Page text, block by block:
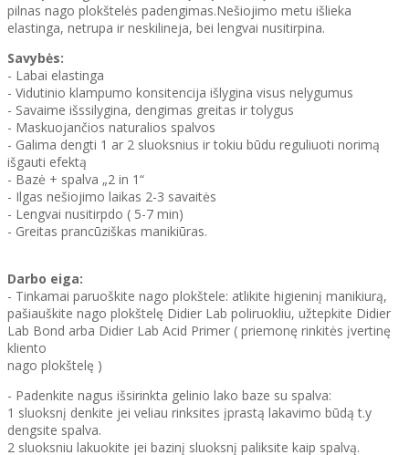
pilnas nago plokštelės padengimas.Nešiojimo metu išlieka
elastinga, netrupa ir neskilineja, bei lengvai nusitirpina.
Savybės:
- Labai elastinga
- Vidutinio klampumo konsitencija išlygina visus nelygumus
- Savaime išssilygina, dengimas greitas ir tolygus
- Maskuojančios naturalios spalvos
- Galima dengti 1 ar 2 sluoksnius ir tokiu būdu reguliuoti norimą
išgauti efektą
- Bazė + spalva „2 in 1“
- Ilgas nešiojimo laikas 2-3 savaitės
- Lengvai nusitirpdo ( 5-7 min)
- Greitas prancūziškas manikiūras.
Darbo eiga:
- Tinkamai paruoškite nago plokštele: atlikite higieninį manikiurą,
pašiauškite nago plokštelę Didier Lab poliruokliu, užtepkite Didier
Lab Bond arba Didier Lab Acid Primer ( priemonę rinkitės įvertinę
kliento
nago plokštelę )
- Padenkite nagus išsirinkta gelinio lako baze su spalva:
1 sluoksnį denkite jei veliau rinksites įprastą lakavimo būdą t.y
dengsite spalva.
2 sluoksniu lakuokite jei bazinį sluoksnį paliksite kaip spalvą.